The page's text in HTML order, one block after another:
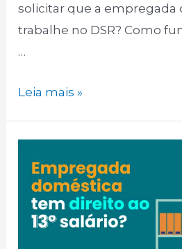
solicitar que a empregada
trabalhe no DSR? Como
…
Empregada
Descanso
Semanal
Leia mais »